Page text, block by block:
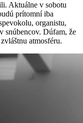
Aktuálne v sobotu
prítomní iba
organistu,
snúbencov. Dúfam, že
atmosféru.